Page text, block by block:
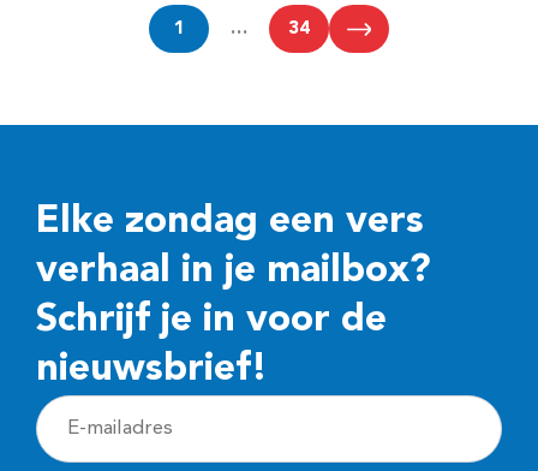
1 … 34
Elke zondag een vers
verhaal in je mailbox?
Schrijf je in voor de
nieuwsbrief!
E
-